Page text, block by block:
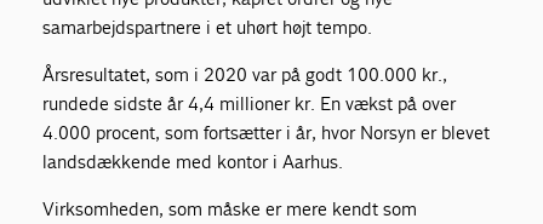
samarbejdspartnere i et uhørt højt tempo.
Årsresultatet, som i 2020 var på godt 100.000 kr.,
rundede sidste år 4,4 millioner kr. En vækst på over
4.000 procent, som fortsætter i år, hvor Norsyn er blevet
landsdækkende med kontor i Aarhus.
Virksomheden, som måske er mere kendt som